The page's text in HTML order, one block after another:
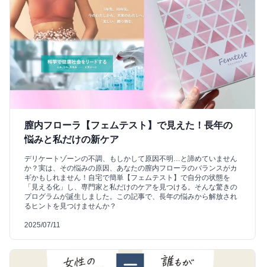
膣内フローラ【フェムテスト】で見えた！長年の
悩みと私だけの新ケア
デリケートゾーンの不調、もしかして原因不明…と諦めていません
か？実は、その悩みの原因、あなたの膣内フローラのバランスがカ
ギかもしれません！自宅で簡単【フェムテスト】で自分の状態を
「見える化」し、専門家と私だけのケアを見つける。そんな驚きの
プログラムが誕生しました。この記事で、長年の悩みから解放され
るヒントを見つけませんか？
2025/07/11